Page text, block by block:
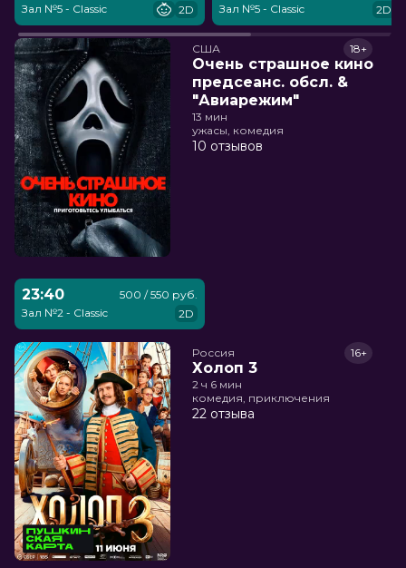
Зал №5 - Classic 2D Зал №5 - Classic 2D
США
Очень страшное кино
предсеанс. обсл. &
"Авиарежим"
18+
13 мин
ужасы, комедия
10 отзывов
23:40
Зал №2 - Classic
500 / 550 руб.
2D
Россия
Холоп 3
16+
2 ч 6 мин
комедия, приключения
22 отзыва